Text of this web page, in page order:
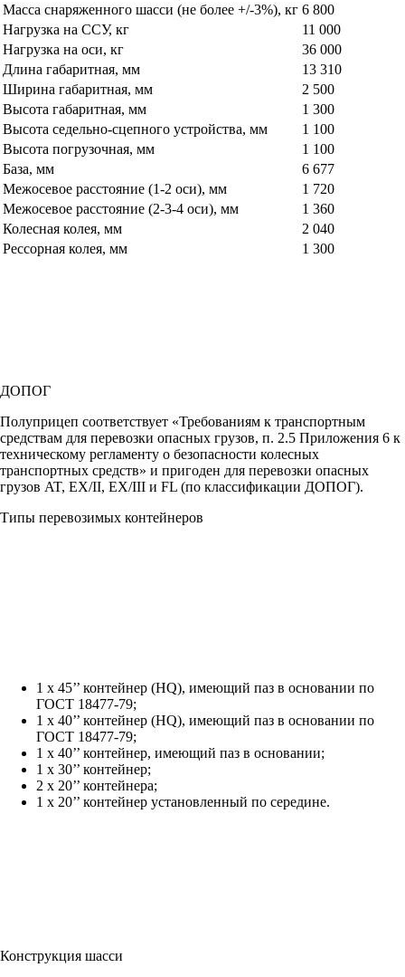
Масса снаряженного шасси (не более +/-3%), кг 6 800
Нагрузка на ССУ, кг
11 000
Нагрузка на оси, кг
36 000
Длина габаритная, мм
13 310
Ширина габаритная, мм
2 500
Высота габаритная, мм
1 300
Высота седельно-сцепного устройства, мм
1 100
Высота погрузочная, мм
1 100
База, мм
6 677
Межосевое расстояние (1-2 оси), мм
1 720
Межосевое расстояние (2-3-4 оси), мм
1 360
Колесная колея, мм
2 040
Рессорная колея, мм
1 300
ДОПОГ
Полуприцеп соответствует «Требованиям к транспортным
средствам для перевозки опасных грузов, п. 2.5 Приложения 6 к
техническому регламенту о безопасности колесных
транспортных средств» и пригоден для перевозки опасных
грузов AT, EX/II, EX/III и FL (по классификации ДОПОГ).
Типы перевозимых контейнеров
1 х 45’’ контейнер (HQ), имеющий паз в основании по
ГОСТ 18477-79;
1 х 40’’ контейнер (HQ), имеющий паз в основании по
ГОСТ 18477-79;
1 х 40’’ контейнер, имеющий паз в основании;
1 х 30’’ контейнер;
2 х 20’’ контейнера;
1 х 20’’ контейнер установленный по середине.
Конструкция шасси